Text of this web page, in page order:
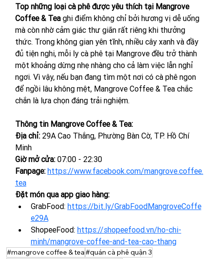
Top những loại cà phê được yêu thích tại Mangrove
Coffee & Tea ghi điểm không chỉ bởi hương vị dễ uống
mà còn nhờ cảm giác thư giãn rất riêng khi thưởng
thức. Trong không gian yên tĩnh, nhiều cây xanh và đầy
đủ tiện nghi, mỗi ly cà phê tại Mangrove đều trở thành
một khoảng dừng nhẹ nhàng cho cả làm việc lẫn nghỉ
ngơi. Vì vậy, nếu bạn đang tìm một nơi có cà phê ngon
để ngồi lâu không mệt, Mangrove Coffee & Tea chắc
chắn là lựa chọn đáng trải nghiệm.
Thông tin Mangrove Coffee & Tea:
Địa chỉ: 29A Cao Thắng, Phường Bàn Cờ, TP. Hồ Chí
Minh
Giờ mở cửa: 07:00 - 22:30
Fanpage: https://www.facebook.com/mangrove.coffee.
tea
Đặt món qua app giao hàng:
GrabFood: https://bit.ly/GrabFoodMangroveCoffe
e29A
ShopeeFood: https://shopeefood.vn/ho-chi-
minh/mangrove-coffee-and-tea-cao-thang
#mangrove coffee & tea#quán cà phê quận 3